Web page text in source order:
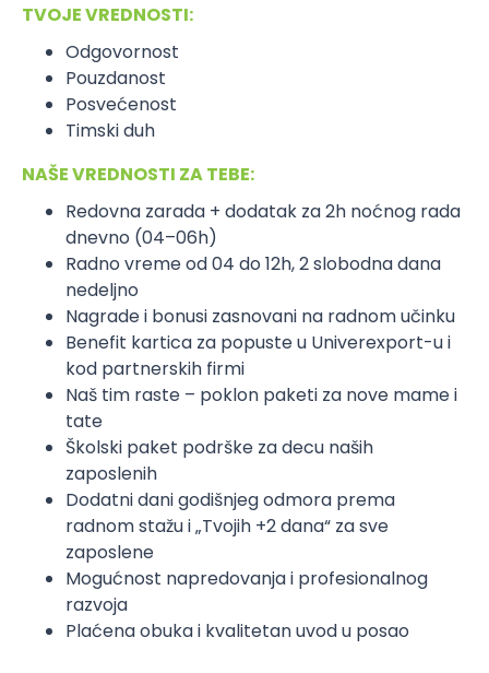
TVOJE VREDNOSTI:
Odgovornost
Pouzdanost
Posvećenost
Timski duh
NAŠE VREDNOSTI ZA TEBE:
Redovna zarada + dodatak za 2h noćnog rada
dnevno (04–06h)
Radno vreme od 04 do 12h, 2 slobodna dana
nedeljno
Nagrade i bonusi zasnovani na radnom učinku
Benefit kartica za popuste u Univerexport-u i
kod partnerskih firmi
Naš tim raste – poklon paketi za nove mame i
tate
Školski paket podrške za decu naših
zaposlenih
Dodatni dani godišnjeg odmora prema
radnom stažu i „Tvojih +2 dana“ za sve
zaposlene
Mogućnost napredovanja i profesionalnog
razvoja
Plaćena obuka i kvalitetan uvod u posao